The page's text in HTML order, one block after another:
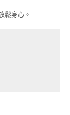
鬆身心。